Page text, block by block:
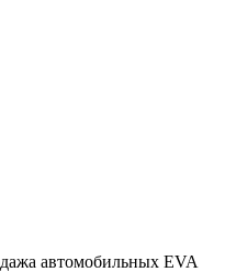
автомобильных EVA